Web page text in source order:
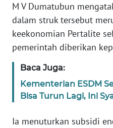
M V Dumatubun
dalam struk tersebut
keekonomian Pertalite
pemerintah diberikan
Baca Juga:
Kementerian ESDM
Bisa Turun Lagi, Ini
Ia menuturkan subsidi
KONTAK
KAMI
IKLAN
TENTANG
KAMI
PEDOMAN